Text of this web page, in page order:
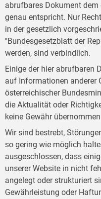
abrufbares Dokument
genau entspricht. Nur
in der gesetzlich
"Bundesgesetzblatt der
werden, sind verbindlich.
Einige der hier abrufbaren
auf Informationen anderer
österreichischer
die Aktualität oder
keine Gewähr
Wir sind bestrebt,
so gering wie möglich
ausgeschlossen, dass
unserer Website in nicht
angelegt oder strukturiert
Gewährleistung oder